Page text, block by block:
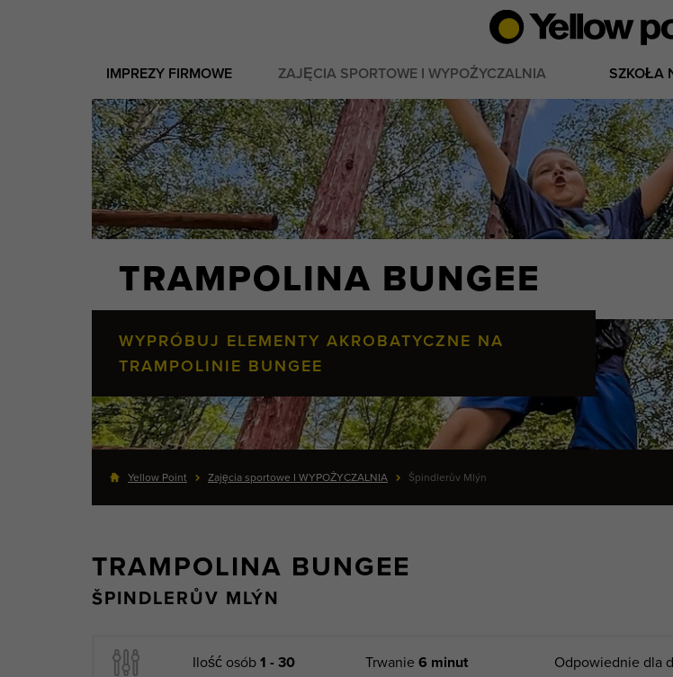
IMPREZY FIRMOWE ZAJĘCIA SPORTOWE I WYPOŻYCZALNIA SZKOŁA
TRAMPOLINA BUNGEE
WYPRÓBUJ ELEMENTY AKROBATYCZNE NA
TRAMPOLINIE BUNGEE
Yellow Point Zajęcia sportowe I WYPOŻYCZALNIA Špindlerův Mlýn
TRAMPOLINA BUNGEE
ŠPINDLERŮV MLÝN
Ilość osób 1 - 30 Trwanie 6 minut Odpowiednie dla